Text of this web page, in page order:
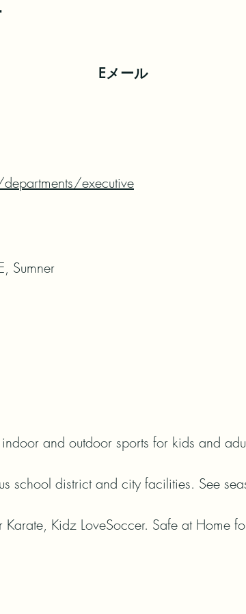
Eメール
executive
Sumner
indoor and outdoor sports for kids and
school district and city facilities. See
Karate, Kidz LoveSoccer. Safe at Home